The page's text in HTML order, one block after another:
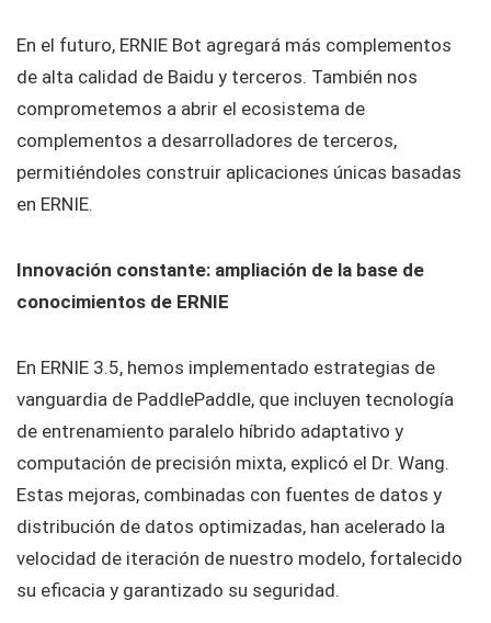
En el futuro, ERNIE Bot agregará más complementos
de alta calidad de Baidu y terceros. También nos
comprometemos a abrir el ecosistema de
complementos a desarrolladores de terceros,
permitiéndoles construir aplicaciones únicas basadas
en ERNIE.
Innovación constante: ampliación de la base de
conocimientos de ERNIE
En ERNIE 3.5, hemos implementado estrategias de
vanguardia de PaddlePaddle, que incluyen tecnología
de entrenamiento paralelo híbrido adaptativo y
computación de precisión mixta, explicó el Dr. Wang.
Estas mejoras, combinadas con fuentes de datos y
distribución de datos optimizadas, han acelerado la
velocidad de iteración de nuestro modelo, fortalecido
su eficacia y garantizado su seguridad.